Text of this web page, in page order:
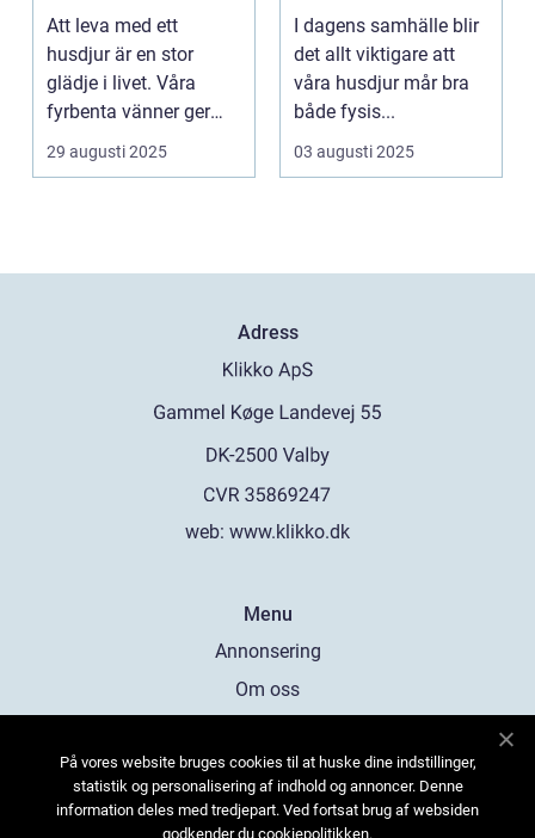
husdjur
Att leva med ett
husdjur är en stor
glädje i livet. Våra
fyrbenta vänner ger
os...
29 augusti 2025
vän
I dagens samhälle blir
det allt viktigare att
våra husdjur mår bra
både fysis...
03 augusti 2025
Adress
web: www.klikko.dk
Menu
Annonsering
Om oss
Kontakta oss
Sitemap
På vores website bruges cookies til at huske dine indstillinger,
statistik og personalisering af indhold og annoncer. Denne
information deles med tredjepart. Ved fortsat brug af websiden
godkender du cookiepolitikken.